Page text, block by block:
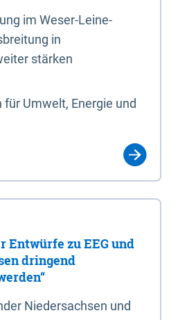
im Weser-Leine-
in
stärken
Umwelt, Energie und
Entwürfe zu EEG und
dringend
Niedersachsen und